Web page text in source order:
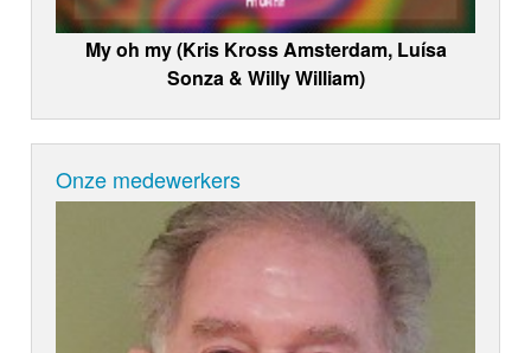
My oh my (Kris Kross Amsterdam, Luísa
Sonza & Willy William)
Onze medewerkers